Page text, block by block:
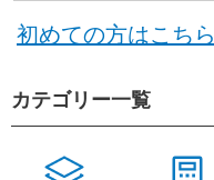
初めての方はこちら
カテゴリー一覧